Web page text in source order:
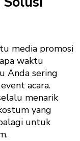
media promosi
waktu
Anda sering
acara.
menarik
yang
untuk